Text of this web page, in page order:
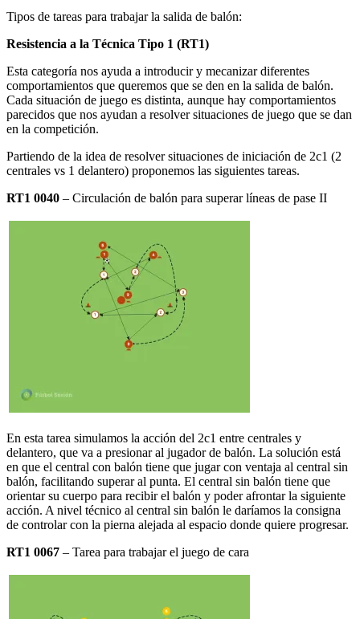
Tipos de tareas para trabajar la salida de balón:
Resistencia a la Técnica Tipo 1 (RT1)
Esta categoría nos ayuda a introducir y mecanizar diferentes
comportamientos que queremos que se den en la salida de balón.
Cada situación de juego es distinta, aunque hay comportamientos
parecidos que nos ayudan a resolver situaciones de juego que se dan
en la competición.
Partiendo de la idea de resolver situaciones de iniciación de 2c1 (2
centrales vs 1 delantero) proponemos las siguientes tareas.
RT1 0040 – Circulación de balón para superar líneas de pase II
En esta tarea simulamos la acción del 2c1 entre centrales y
delantero, que va a presionar al jugador de balón. La solución está
en que el central con balón tiene que jugar con ventaja al central sin
balón, facilitando superar al punta. El central sin balón tiene que
orientar su cuerpo para recibir el balón y poder afrontar la siguiente
acción. A nivel técnico al central sin balón le daríamos la consigna
de controlar con la pierna alejada al espacio donde quiere progresar.
RT1 0067 – Tarea para trabajar el juego de cara